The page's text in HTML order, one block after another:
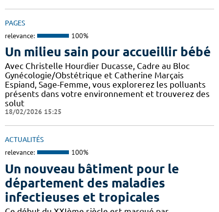
PAGES
relevance: 100%
Un milieu sain pour accueillir bébé
Avec Christelle Hourdier Ducasse, Cadre au Bloc
Gynécologie/Obstétrique et Catherine Marçais
Espiand, Sage-Femme, vous explorerez les polluants
présents dans votre environnement et trouverez des
solut
18/02/2026 15:25
ACTUALITÉS
relevance: 100%
Un nouveau bâtiment pour le
département des maladies
infectieuses et tropicales